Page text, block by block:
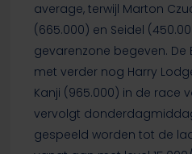
average, terwijl Marton
(665.000) en Seidel
gevarenzone begeven.
met verder nog Harry
Kanji (965.000) in de race
vervolgt
gespeeld worden tot de